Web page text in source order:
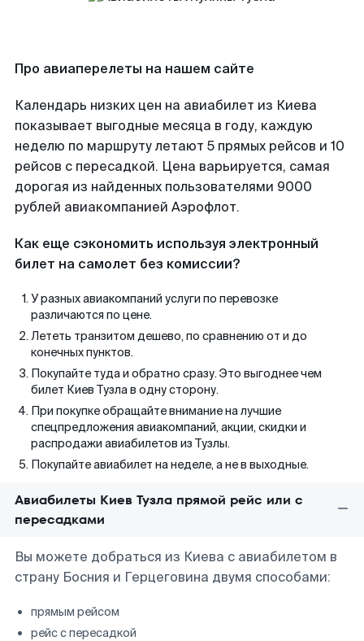
Про авиаперелеты на нашем сайте
Календарь низких цен на авиабилет из Киева
показывает выгодные месяца в году, каждую
неделю по маршруту летают 5 прямых рейсов и 10
рейсов с пересадкой. Цена варьируется, самая
дорогая из найденных пользователями 9000
рублей авиакомпанией Аэрофлот.
Как еще сэкономить используя электронный
билет на самолет без комиссии?
У разных авиакомпаний услуги по перевозке
различаются по цене.
Лететь транзитом дешево, по сравнению от и до
конечных пунктов.
Покупайте туда и обратно сразу. Это выгоднее чем
билет Киев Тузла в одну сторону.
При покупке обращайте внимание на лучшие
спецпредложения авиакомпаний, акции, скидки и
распродажи авиабилетов из Тузлы.
Покупайте авиабилет на неделе, а не в выходные.
Авиабилеты Киев Тузла прямой рейс или с
пересадками
Вы можете добраться из Киева с авиабилетом в
страну Босния и Герцеговина двумя способами:
прямым рейсом
рейс с пересадкой